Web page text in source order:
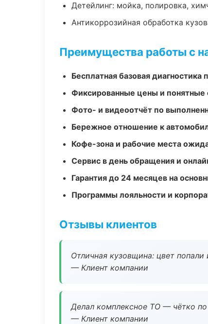
Детейлинг: мойка, полировка,
Антикоррозийная обработка
Преимущества работы с
Бесплатная базовая диагностика
Фиксированные цены и понятные
Фото- и видеоотчёт по
Бережное отношение к
Кофе-зона и рабочие места
Сервис в день обращения и
Гарантия до 24 месяцев на
Программы лояльности и
Отзывы клиентов
Отличная кузовщина: цвет
— Клиент компании
Делал комплексное ТО — чётко
— Клиент компании